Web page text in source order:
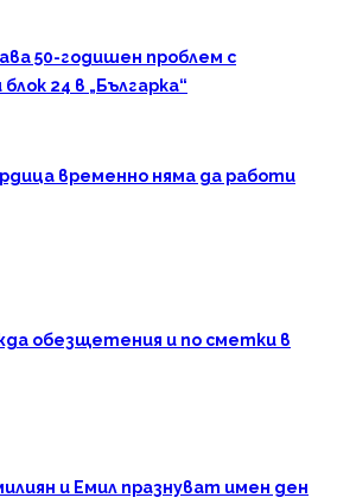
50-годишен проблем с
24 в „Българка“
временно няма да работи
обезщетения и по сметки в
и Емил празнуват имен ден